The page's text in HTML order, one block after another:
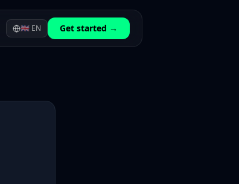
🇬🇧 EN Get started →